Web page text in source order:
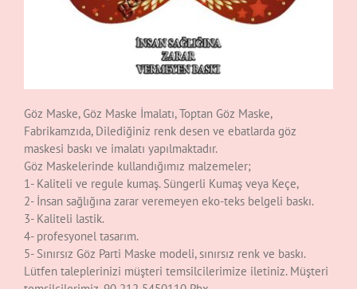
Göz Maske, Göz Maske İmalatı, Toptan Göz Maske,
Fabrikamzıda, Dilediğiniz renk desen ve ebatlarda göz
maskesi baskı ve imalatı yapılmaktadır.
Göz Maskelerinde kullandığımız malzemeler;
1- Kaliteli ve regule kumaş. Süngerli Kumaş veya Keçe,
2- İnsan sağlığına zarar veremeyen eko-teks belgeli baskı.
3- Kaliteli lastik.
4- profesyonel tasarım.
5- Sınırsız Göz Parti Maske modeli, sınırsız renk ve baskı.
Lütfen taleplerinizi müşteri temsilcilerimize iletiniz. Müşteri